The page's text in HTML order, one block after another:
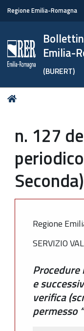
Regione Emilia-Romagna
Emilia-
(BURERT)
Tu
n. 127
Seconda)
Regione
SERVIZIO
Procedure
e
verifica
permesso